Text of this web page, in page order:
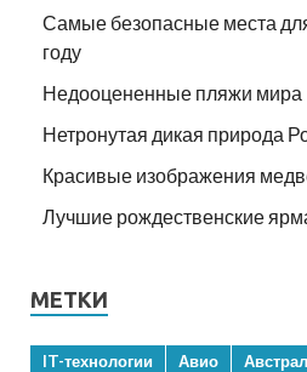
Самые безопасные места
году
Недооцененные пляжи мира
Нетронутая дикая природа
Красивые изображения
Лучшие рождественские
МЕТКИ
IT-технологии Авио